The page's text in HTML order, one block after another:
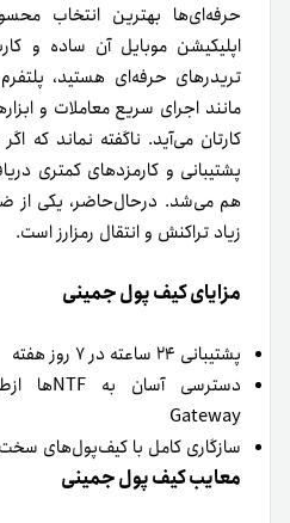
حرفه‌ای‌ها بهترین انتخاب
اپلیکیشن موبایل آن ساده و
مانند اجرای سریع معاملات و
کارتان می‌آید. ناگفته نماند که
پشتیبانی و کارمزدهای کمتری
هم می‌شد. درحال‌حاضر، یکی از
زیاد تراکنش و انتقال رمزارز است.
مزایای کیف پول جمینی
پشتیبانی ۲۴ ساعته در ۷ روز هفته
Gateway
سازگاری کامل با کیف‌‌پول‌های
معایب کیف پول جمینی